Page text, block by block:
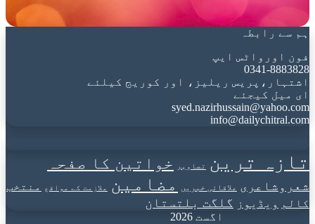
ہم سے رابطہ
فون اورواٹس ایپ
0341-8883828
اشتہار،پریس ریلیز، اور کوریج کیلئے
ای میل کیجئے
syed.nazirhussain@yahoo.com
info@dailychitral.com
تازہ ترین تصاویر خواتین کا صفحہ
شعروشاعری علاقائی خبریں مضامین ملازمت کے مواقع
منتخب
کالم ویڈیوز گلگت بلتستان
اگست 2026